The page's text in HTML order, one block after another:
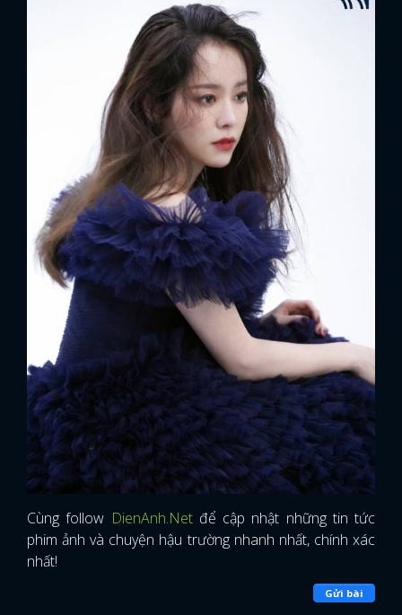
Cùng follow DienAnh.Netđể cập nhật những tin tức
phim ảnh và chuyện hậu trường nhanh nhất, chính xác
nhất!
Gửi bài